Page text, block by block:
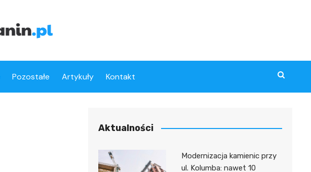
Pozostałe Artykuły Kontakt
Aktualności
Modernizacja kamienic przy
ul. Kolumba: nawet 10